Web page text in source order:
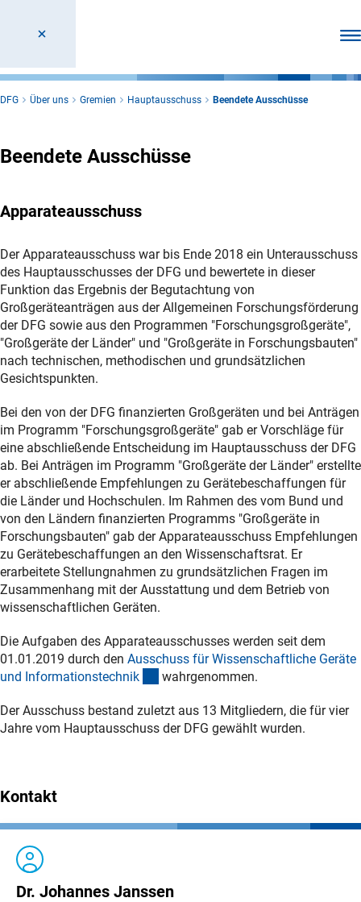
DFG Über uns Gremien Hauptausschuss Beendete Ausschüsse
Beendete Ausschüsse
Apparateausschuss
Der Apparateausschuss war bis Ende 2018 ein Unterausschuss
des Hauptausschusses der DFG und bewertete in dieser
Funktion das Ergebnis der Begutachtung von
Großgeräteanträgen aus der Allgemeinen Forschungsförderung
der DFG sowie aus den Programmen "Forschungsgroßgeräte",
"Großgeräte der Länder" und "Großgeräte in Forschungsbauten"
nach technischen, methodischen und grundsätzlichen
Gesichtspunkten.
Bei den von der DFG finanzierten Großgeräten und bei Anträgen
im Programm "Forschungsgroßgeräte" gab er Vorschläge für
eine abschließende Entscheidung im Hauptausschuss der DFG
ab. Bei Anträgen im Programm "Großgeräte der Länder" erstellte
er abschließende Empfehlungen zu Gerätebeschaffungen für
die Länder und Hochschulen. Im Rahmen des vom Bund und
von den Ländern finanzierten Programms "Großgeräte in
Forschungsbauten" gab der Apparateausschuss Empfehlungen
zu Gerätebeschaffungen an den Wissenschaftsrat. Er
erarbeitete Stellungnahmen zu grundsätzlichen Fragen im
Zusammenhang mit der Ausstattung und dem Betrieb von
wissenschaftlichen Geräten.
Die Aufgaben des Apparateausschusses werden seit dem
01.01.2019 durch den Ausschuss für Wissenschaftliche Geräte
und Informationstechnik (interner Link)
wahrgenommen.
Der Ausschuss bestand zuletzt aus 13 Mitgliedern, die für vier
Jahre vom Hauptausschuss der DFG gewählt wurden.
Kontakt
Dr. Johannes Janssen